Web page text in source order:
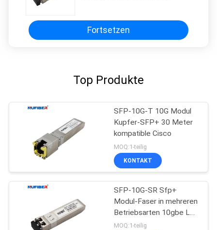
Fortsetzen
Top Produkte
SFP-10G-T 10G Modul
Kupfer-SFP+ 30 Meter
kompatible Cisco
MOQ:1-teilig
KONTAKT
SFP-10G-SR Sfp+
Modul-Faser in mehreren
Betriebsarten 10gbe Lc
300m 850nm
MOQ:1-teilig